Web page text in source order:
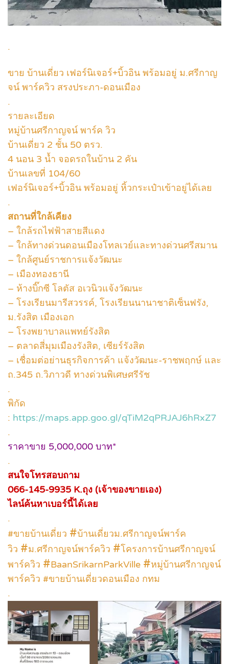
.
ขาย บ้านเดี่ยว เฟอร์นิเจอร์+บิ้วอิน พร้อมอยู่ ม.ศรีกาญ
จน์ พาร์ควิว สรงประภา-ดอนเมือง
.
รายละเอียด
หมู่บ้านศรีกาญจน์ พาร์ค วิว
บ้านเดี่ยว 2 ชั้น 50 ตรว.
4 นอน 3 น้ำ จอดรถในบ้าน 2 คัน
บ้านเลขที่ 104/60
เฟอร์นิเจอร์+บิ้วอิน พร้อมอยู่ หิ้วกระเป๋าเข้าอยู่ได้เลย
.
สถานที่ใกล้เคียง
– ใกล้รถไฟฟ้าสายสีแดง
– ใกล้ทางด่วนดอนเมืองโทลเวย์และทางด่วนศรีสมาน
– ใกล้ศูนย์ราชการแจ้งวัฒนะ
– เมืองทองธานี
– ห้างบิ๊กซี โลตัส อเวนิวแจ้งวัฒนะ
– โรงเรียนมารีสวรรค์, โรงเรียนนานาชาติเซ็นฟรัง,
ม.รังสิต เมืองเอก
– โรงพยาบาลแพทย์รังสิต
– ตลาดสี่มุมเมืองรังสิต, เซียร์รังสิต
– เชื่อมต่อย่านธุรกิจการค้า แจ้งวัฒนะ-ราชพฤกษ์ และ
ถ.345 ถ.วิภาวดี ทางด่วนพิเศษศรีรัช
.
พิกัด
: https://maps.app.goo.gl/qTiM2qPRJAJ6hRxZ7
.
ราคาขาย 5,000,000 บาท*
.
สนใจโทรสอบถาม
066-145-9935 K.ถุง (เจ้าของขายเอง)
ไลน์ค้นหาเบอร์นี้ได้เลย
.
#ขายบ้านเดี่ยว #บ้านเดี่ยวม.ศรีกาญจน์พาร์ค
วิว #ม.ศรีกาญจน์พาร์ควิว #โครงการบ้านศรีกาญจน์
พาร์ควิว #BaanSrikarnParkVille #หมู่บ้านศรีกาญจน์
พาร์ควิว #ขายบ้านเดี่ยวดอนเมือง กทม
.